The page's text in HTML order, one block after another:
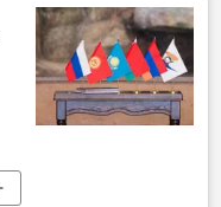
Yevropa